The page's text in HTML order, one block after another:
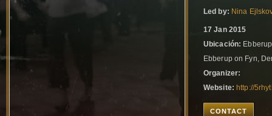
Led by: Nina
17 Jan 2015
Ubicación:
Ebberup on Fyn,
Organizer:
Website: http://
CONTACT